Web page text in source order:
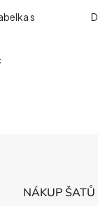
s
NÁKUP ŠATŮ